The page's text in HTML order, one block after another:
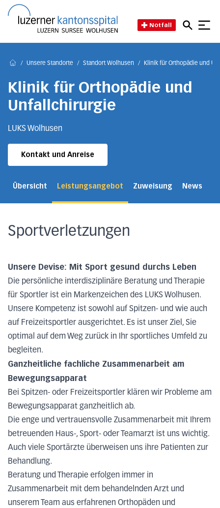
Notfall
/ Unsere Standorte / Standort Wolhusen / Klinik für Orthopädie und
Klinik für Orthopädie und
Unfallchirurgie
LUKS Wolhusen
Kontakt und Anreise
Übersicht Leistungsangebot Zuweisung News
Sportverletzungen
Unsere Devise: Mit Sport gesund durchs Leben
Die persönliche interdisziplinäre Beratung und Therapie
für Sportler ist ein Markenzeichen des LUKS Wolhusen.
Unsere Kompetenz ist sowohl auf Spitzen- und wie auch
auf Freizeitsportler ausgerichtet. Es ist unser Ziel, Sie
optimal auf dem Weg zurück in Ihr sportliches Umfeld zu
begleiten.
Ganzheitliche fachliche Zusammenarbeit am
Bewegungsapparat
Bei Spitzen- oder Freizeitsportler klären wir Probleme am
Bewegungsapparat ganzheitlich ab.
Die enge und vertrauensvolle Zusammenarbeit mit Ihrem
betreuenden Haus-, Sport- oder Teamarzt ist uns wichtig.
Auch viele Sportärzte überweisen uns ihre Patienten zur
Behandlung.
Beratung und Therapie erfolgen immer in
Zusammenarbeit mit dem behandelnden Arzt und
unserem Team aus erfahrenen Orthopäden und